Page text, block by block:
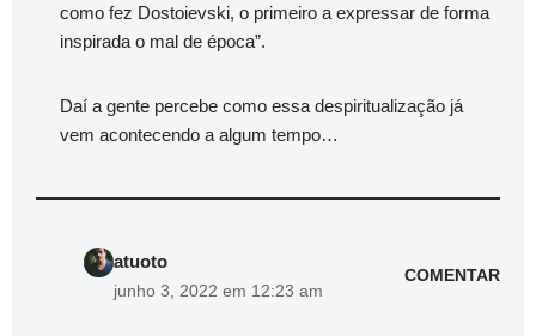
como fez Dostoievski, o primeiro a expressar de forma
inspirada o mal de época”.
Daí a gente percebe como essa despiritualização já
vem acontecendo a algum tempo…
atuoto
junho 3, 2022 em 12:23 am
COMENTAR